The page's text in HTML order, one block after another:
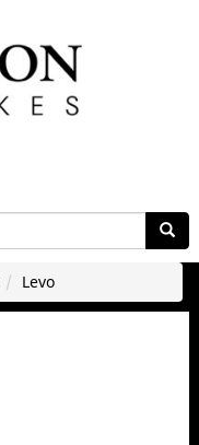
Levo